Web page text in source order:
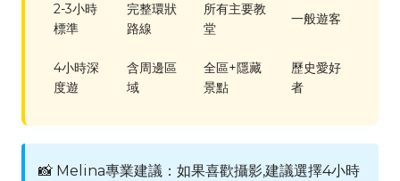
2-3小時
標準
完整環狀
路線
所有主要教
堂
一般遊客
4小時深
度遊
含周邊區
域
全區+隱藏
景點
歷史愛好
者
📸 Melina專業建議：如果喜歡攝影,建議選擇4小時